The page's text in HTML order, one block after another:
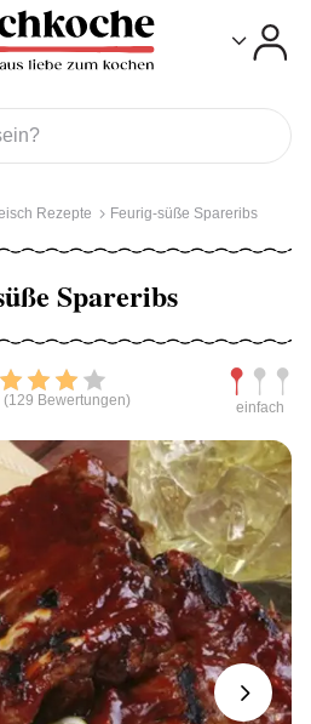
Rezepte Feurig-süße Spareribs
Spareribs
Bewerten
Bewertungen) einfach
Next